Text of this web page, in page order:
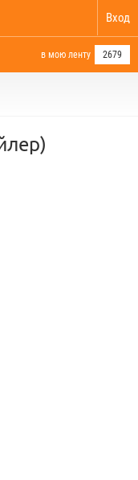
Вход
в мою ленту 2679